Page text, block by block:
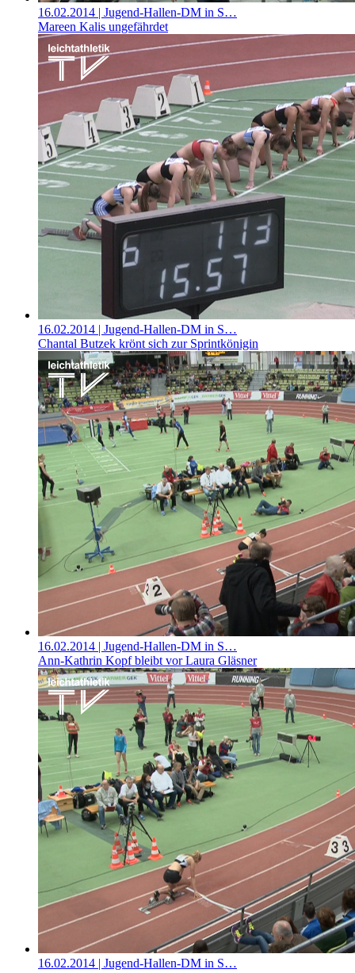
16.02.2014 | Jugend-Hallen-DM in S…
Mareen Kalis ungefährdet
16.02.2014 | Jugend-Hallen-DM in S…
Chantal Butzek krönt sich zur Sprintkönigin
16.02.2014 | Jugend-Hallen-DM in S…
Ann-Kathrin Kopf bleibt vor Laura Gläsner
16.02.2014 | Jugend-Hallen-DM in S…